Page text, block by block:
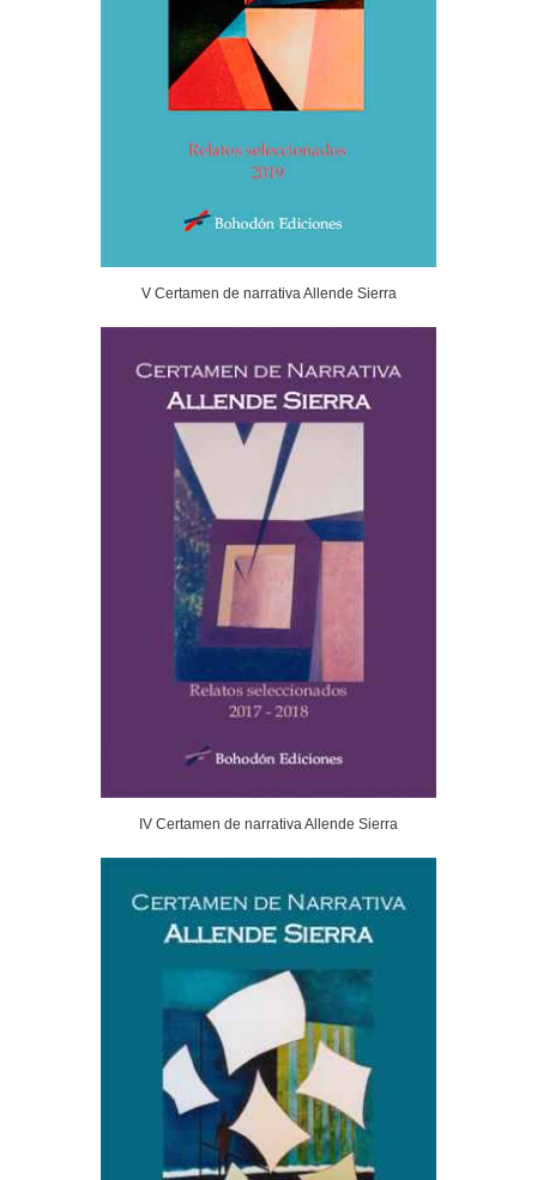
V Certamen de narrativa Allende Sierra
IV Certamen de narrativa Allende Sierra